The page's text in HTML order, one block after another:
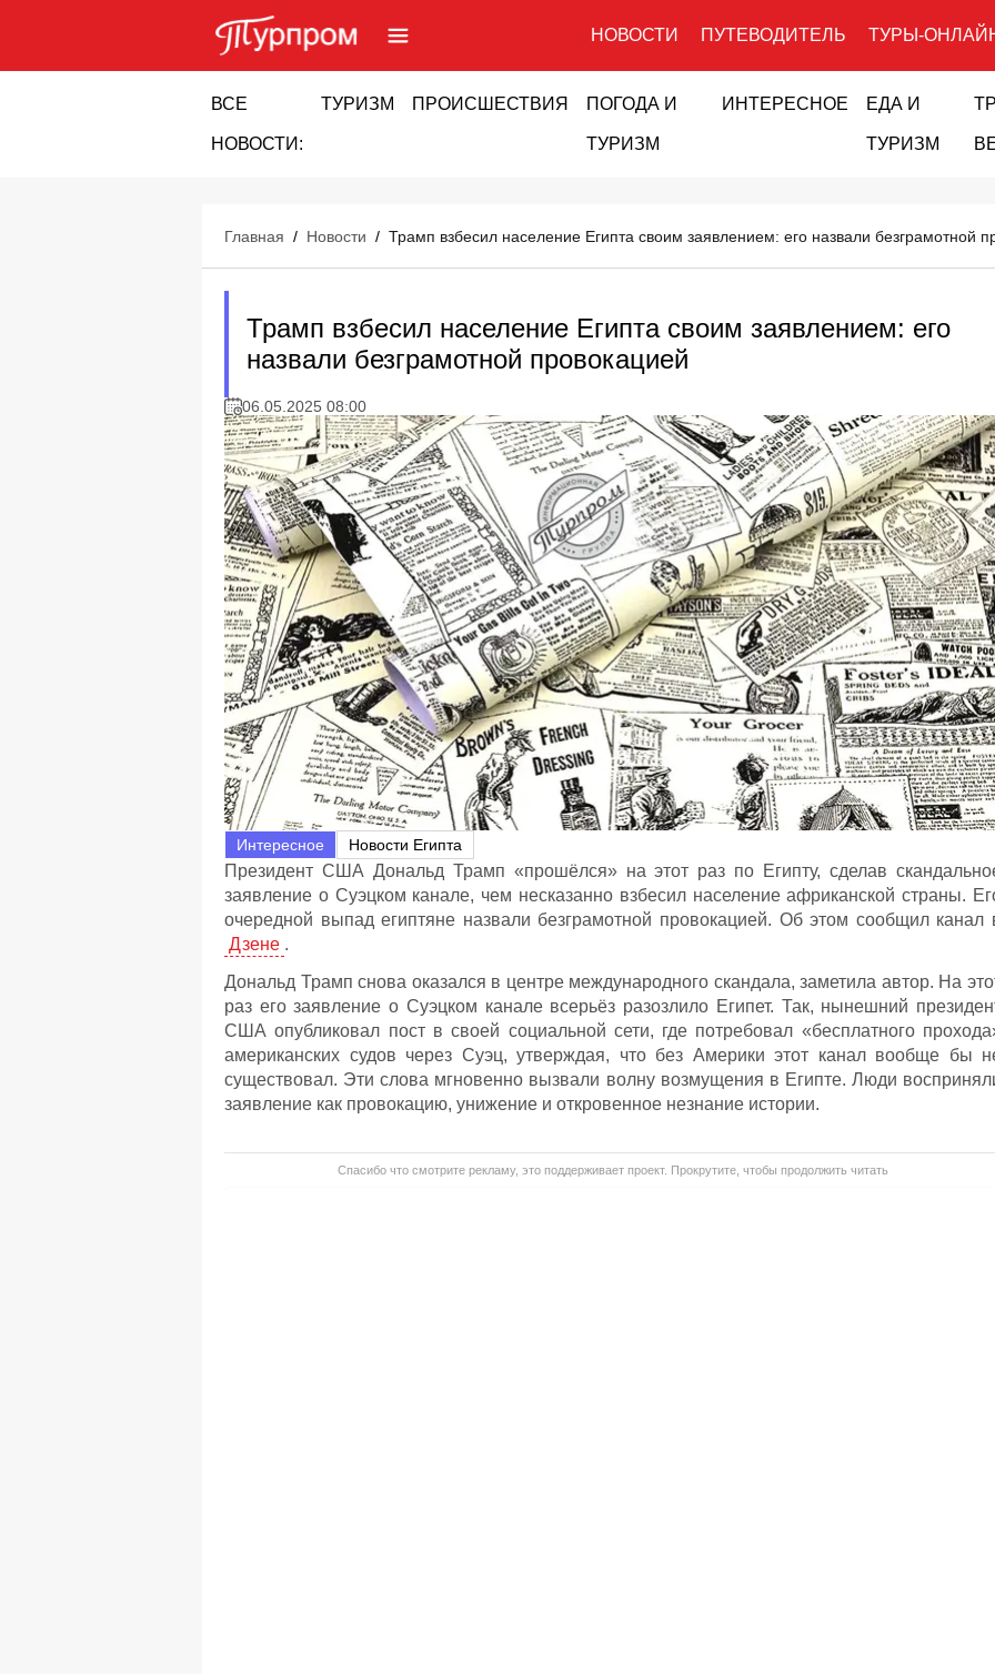
НОВОСТИ ПУТЕВОДИТЕЛЬ ТУРЫ-
ВСЕ
НОВОСТИ:
ТУРИЗМ ПРОИСШЕСТВИЯ ПОГОДА И
ТУРИЗМ
ИНТЕРЕСНОЕ ЕДА И
ТУРИЗМ
Главная / Новости / Трамп взбесил население Египта своим заявлением: его назвали безграмотной
Трамп взбесил население Египта своим заявлением: его
назвали безграмотной провокацией
06.05.2025 08:00
Интересное Новости Египта
Президент США Дональд Трамп «прошёлся» на этот раз по Египту, сделав
заявление о Суэцком канале, чем несказанно взбесил население африканской страны.
очередной выпад египтяне назвали безграмотной провокацией. Об этом сообщил канал
Дзене .
Дональд Трамп снова оказался в центре международного скандала, заметила автор. На
раз его заявление о Суэцком канале всерьёз разозлило Египет. Так, нынешний
США опубликовал пост в своей социальной сети, где потребовал «бесплатного
американских судов через Суэц, утверждая, что без Америки этот канал вообще бы
существовал. Эти слова мгновенно вызвали волну возмущения в Египте. Люди
заявление как провокацию, унижение и откровенное незнание истории.
Спасибо что смотрите рекламу, это поддерживает проект. Прокрутите, чтобы продолжить читать